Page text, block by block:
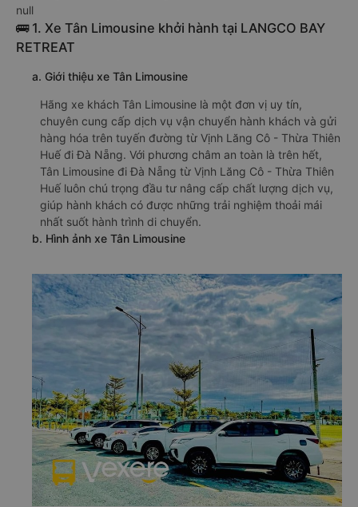
null
🚌 1. Xe Tân Limousine khởi hành tại LANGCO BAY
RETREAT
a. Giới thiệu xe Tân Limousine
Hãng xe khách Tân Limousine là một đơn vị uy tín,
chuyên cung cấp dịch vụ vận chuyển hành khách và gửi
hàng hóa trên tuyến đường từ Vịnh Lăng Cô - Thừa Thiên
Huế đi Đà Nẵng. Với phương châm an toàn là trên hết,
Tân Limousine đi Đà Nẵng từ Vịnh Lăng Cô - Thừa Thiên
Huế luôn chú trọng đầu tư nâng cấp chất lượng dịch vụ,
giúp hành khách có được những trải nghiệm thoải mái
nhất suốt hành trình di chuyển.
b. Hình ảnh xe Tân Limousine